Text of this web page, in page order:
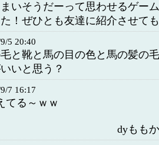
いそうだーって思わせるゲー
！ぜひとも友達に紹介させて
5 20:40
と靴と馬の目の色と馬の髪の
いと思う？
7 16:17
る～ｗｗ
もか